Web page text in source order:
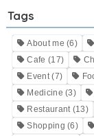
Tags
About me (6)
Cafe (17)
Event(7)
Medicine (3)
Restaurant(13)
Shopping (6)